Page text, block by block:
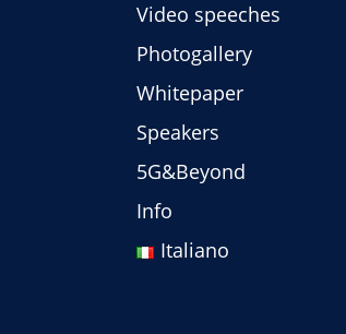
Video speeches
Photogallery
Whitepaper
Speakers
5G&Beyond
Info
Italiano